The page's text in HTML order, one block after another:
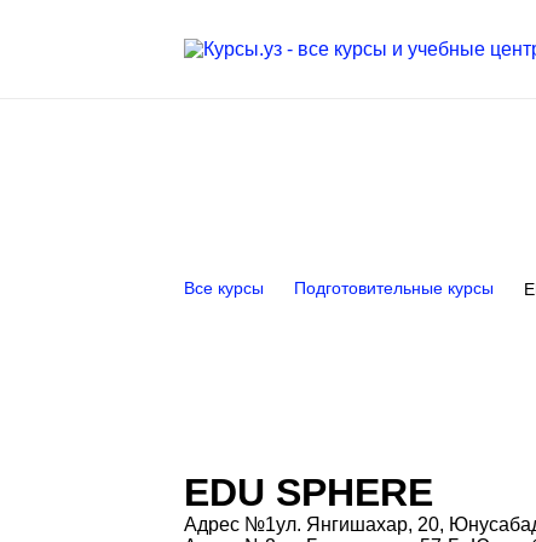
Все курсы Подготовительные курсы
EDU SPHERE
Адрес №1ул. Янгишахар, 20,